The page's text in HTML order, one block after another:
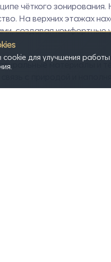
чёткого
На верхних этажах
создавая комфортные
материалы и
для улучшения